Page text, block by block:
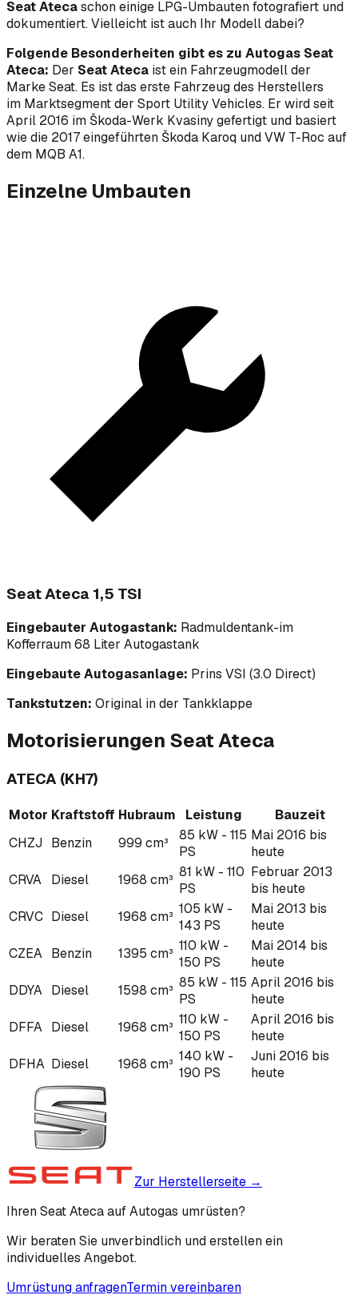
Seat Atecaschon einige LPG-Umbauten fotografiert und
dokumentiert. Vielleicht ist auch Ihr Modell dabei?
Folgende Besonderheiten gibt es zu Autogas Seat
Ateca: Der Seat Ateca ist ein Fahrzeugmodell der
Marke Seat. Es ist das erste Fahrzeug des Herstellers
im Marktsegment der Sport Utility Vehicles. Er wird seit
April 2016 im Škoda-Werk Kvasiny gefertigt und basiert
wie die 2017 eingeführten Škoda Karoq und VW T-Roc auf
dem MQB A1.
Einzelne Umbauten
Seat Ateca 1,5 TSI
Eingebauter Autogastank: Radmuldentank-im
Kofferraum 68 Liter Autogastank
Eingebaute Autogasanlage: Prins VSI (3.0 Direct)
Tankstutzen: Original in der Tankklappe
Motorisierungen SeatAteca
ATECA (KH7)
Motor Kraftstoff Hubraum Leistung
Bauzeit
CHZJ Benzin 999 cm³
85 kW - 115
PS
Mai 2016 bis
heute
CRVA
Diesel 1968 cm³ 81 kW - 110
PS
Februar 2013
bis heute
CRVC Diesel 1968 cm³ 105 kW -
143 PS
Mai 2013 bis
heute
CZEA Benzin 1395 cm³ 110 kW -
150 PS
Mai 2014 bis
heute
DDYA Diesel 1598 cm³ 85 kW - 115
PS
April 2016 bis
heute
DFFA Diesel 1968 cm³ 110 kW -
150 PS
April 2016 bis
heute
DFHA Diesel 1968 cm³ 140 kW -
190 PS
Juni 2016 bis
heute
Zur Herstellerseite →
Ihren Seat Ateca auf Autogas umrüsten?
Wir beraten Sie unverbindlich und erstellen ein
individuelles Angebot.
Umrüstung anfragenTermin vereinbaren